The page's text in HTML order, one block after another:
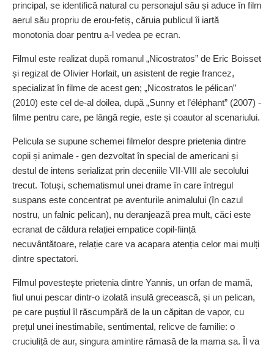
principal, se identifică natural cu personajul său și aduce în film
aerul său propriu de erou-fetiș, căruia publicul îi iartă
monotonia doar pentru a-l vedea pe ecran.
Filmul este realizat după romanul „Nicostratos” de Eric Boisset
și regizat de Olivier Horlait, un asistent de regie francez,
specializat în filme de acest gen; „Nicostratos le pélican”
(2010) este cel de-al doilea, după „Sunny et l’éléphant” (2007) -
filme pentru care, pe lângă regie, este și coautor al scenariului.
Pelicula se supune schemei filmelor despre prietenia dintre
copii și animale - gen dezvoltat în special de americani și
destul de intens serializat prin deceniile VII-VIII ale secolului
trecut. Totuși, schematismul unei drame în care întregul
suspans este concentrat pe aventurile animalului (în cazul
nostru, un falnic pelican), nu deranjează prea mult, căci este
ecranat de căldura relației empatice copil-ființă
necuvântătoare, relație care va acapara atenția celor mai mulți
dintre spectatori.
Filmul povestește prietenia dintre Yannis, un orfan de mamă,
fiul unui pescar dintr-o izolată insulă grecească, și un pelican,
pe care puștiul îl răscumpără de la un căpitan de vapor, cu
prețul unei inestimabile, sentimental, relicve de familie: o
cruciuliță de aur, singura amintire rămasă de la mama sa. Îl va